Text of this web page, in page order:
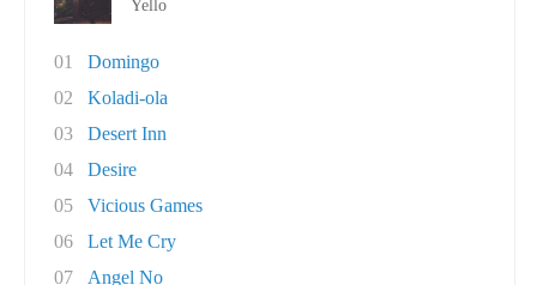
Yello
01
Domingo
02
Koladi-ola
03
Desert Inn
04
Desire
05
Vicious Games
06
Let Me Cry
07
Angel No